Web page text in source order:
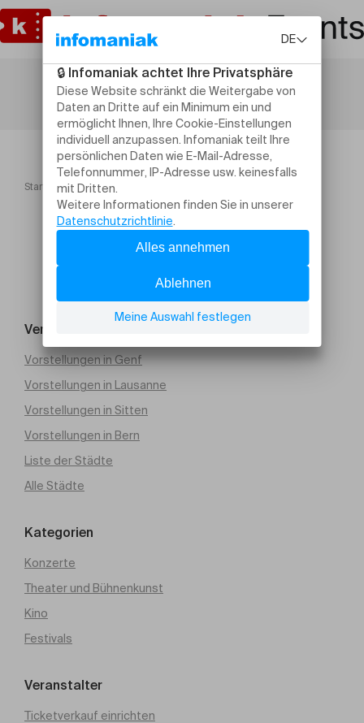
Startseite Gala de boxe anglaise Ceinture Fouad.CLB
Veranstaltung suchen
Vorstellungen in Genf
Vorstellungen in Lausanne
Vorstellungen in Sitten
Vorstellungen in Bern
Liste der Städte
Alle Städte
Kategorien
Konzerte
Theater und Bühnenkunst
Kino
Festivals
Veranstalter
Ticketverkauf einrichten